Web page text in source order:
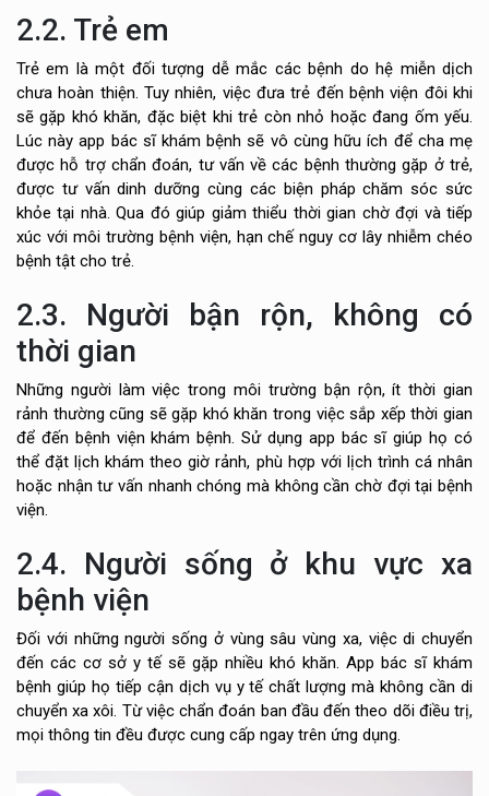
2.2. Trẻ em
Trẻ em là một đối tượng dễ mắc các bệnh do hệ miễn dịch
chưa hoàn thiện. Tuy nhiên, việc đưa trẻ đến bệnh viện đôi khi
sẽ gặp khó khăn, đặc biệt khi trẻ còn nhỏ hoặc đang ốm yếu.
Lúc này app bác sĩ khám bệnh sẽ vô cùng hữu ích để cha mẹ
được hỗ trợ chẩn đoán, tư vấn về các bệnh thường gặp ở trẻ,
được tư vấn dinh dưỡng cùng các biện pháp chăm sóc sức
khỏe tại nhà. Qua đó giúp giảm thiểu thời gian chờ đợi và tiếp
xúc với môi trường bệnh viện, hạn chế nguy cơ lây nhiễm chéo
bệnh tật cho trẻ.
2.3. Người bận rộn, không có
thời gian
Những người làm việc trong môi trường bận rộn, ít thời gian
rảnh thường cũng sẽ gặp khó khăn trong việc sắp xếp thời gian
để đến bệnh viện khám bệnh. Sử dụng app bác sĩ giúp họ có
thể đặt lịch khám theo giờ rảnh, phù hợp với lịch trình cá nhân
hoặc nhận tư vấn nhanh chóng mà không cần chờ đợi tại bệnh
viện.
2.4. Người sống ở khu vực xa
bệnh viện
Đối với những người sống ở vùng sâu vùng xa, việc di chuyển
đến các cơ sở y tế sẽ gặp nhiều khó khăn. App bác sĩ khám
bệnh giúp họ tiếp cận dịch vụ y tế chất lượng mà không cần di
chuyển xa xôi. Từ việc chẩn đoán ban đầu đến theo dõi điều trị,
mọi thông tin đều được cung cấp ngay trên ứng dụng.